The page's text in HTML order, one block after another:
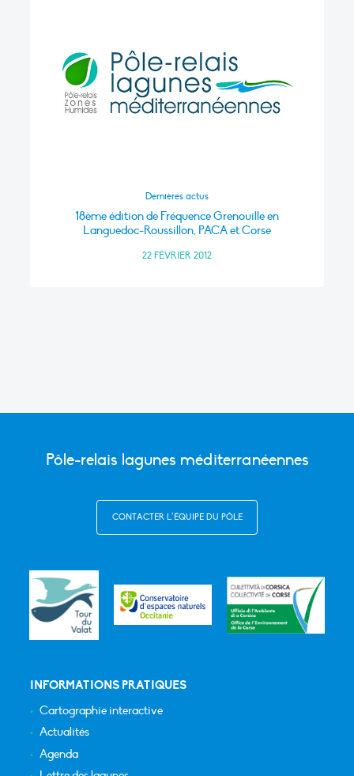
Dernières actus
18ème édition de Fréquence Grenouille en
Languedoc-Roussillon, PACA et Corse
22 FÉVRIER 2012
Pôle-relais lagunes méditerranéennes
CONTACTER L’ÉQUIPE DU PÔLE
INFORMATIONS PRATIQUES
Cartographie interactive
Actualités
Agenda